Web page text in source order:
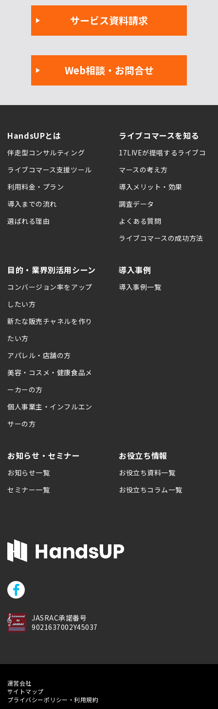
サービス資料請求
Web相談・お問合せ
HandsUPとは
伴走型コンサルティング
ライブコマース支援ツール
利用料金・プラン
導入までの流れ
選ばれる理由
ライブコマースを知る
17LIVEが提唱するライブコ
マースの考え方
導入メリット・効果
調査データ
よくある質問
ライブコマースの成功方法
目的・業界別活用シーン
コンバージョン率をアップ
したい方
新たな販売チャネルを作り
たい方
アパレル・店舗の方
美容・コスメ・健康食品メ
ーカーの方
個人事業主・インフルエン
サーの方
導入事例
導入事例一覧
お知らせ・セミナー
お知らせ一覧
セミナー一覧
お役立ち情報
お役立ち資料一覧
お役立ちコラム一覧
JASRAC承諾番号
9021637002Y45037
運営会社
サイトマップ
プライバシーポリシー・利用規約